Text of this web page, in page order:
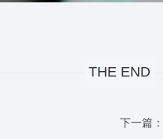
THE END
下一篇：